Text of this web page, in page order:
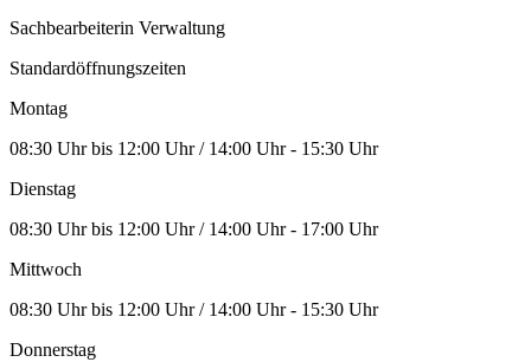
Sachbearbeiterin Verwaltung
Standardöffnungszeiten
Montag
08:30 Uhr bis 12:00 Uhr / 14:00 Uhr - 15:30 Uhr
Dienstag
08:30 Uhr bis 12:00 Uhr / 14:00 Uhr - 17:00 Uhr
Mittwoch
08:30 Uhr bis 12:00 Uhr / 14:00 Uhr - 15:30 Uhr
Donnerstag